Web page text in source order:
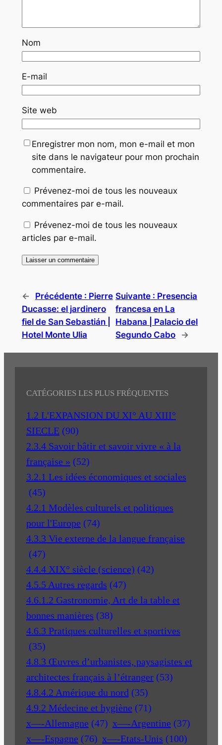
Nom
E-mail
Site web
Enregistrer mon nom, mon e-mail et mon
site dans le navigateur pour mon prochain
commentaire.
Prévenez-moi de tous les nouveaux
commentaires par e-mail.
Prévenez-moi de tous les nouveaux
articles par e-mail.
← Précédente : Pierre
Ducasse: el jardinero
fiel de San Sebastián |
Hotel Monte Ulia
Suivante : Presencia
francesa en La
Habana | Palacio del
Segundo Cabo
→
CATÉGORIES LES PLUS FRÉQUENTES
1.2 L'EXPANSION DU XI° AU XIII°
SIECLE (90)
2.3.4 Savoir bâtir et savoir vivre « à la
française » (52)
3.2.1 Les idées économiques et sociales
(45)
4.2.1 Modèles culturels et politiques
pour l'Europe (74)
4.3.3 Vie externe de la langue française
(47)
4.4.4 XIX° siècle (science) (42)
4.5.5 Autres regards (47)
4.6.1.2 Gastronomie, Art de la table et
bonnes manières (38)
4.6.3 Pratiques culturelles et sportives
(35)
4.8.3 Œuvres d’urbanistes, paysagistes et
architectes français à l’étranger (53)
4.8.4.2 Amérique du nord (35)
4.9.2 Médecine et hygiène (71)
x—-Allemagne (47) x—-Argentine (37)
x—-Espagne (76) x—-Etats-Unis (100)